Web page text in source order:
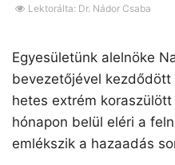
Lektorálta: Dr. Nádor Csaba
Egyesületünk alelnöke
bevezetőjével kezdődött
hetes extrém
hónapon belül eléri a
emlékszik a hazaadás